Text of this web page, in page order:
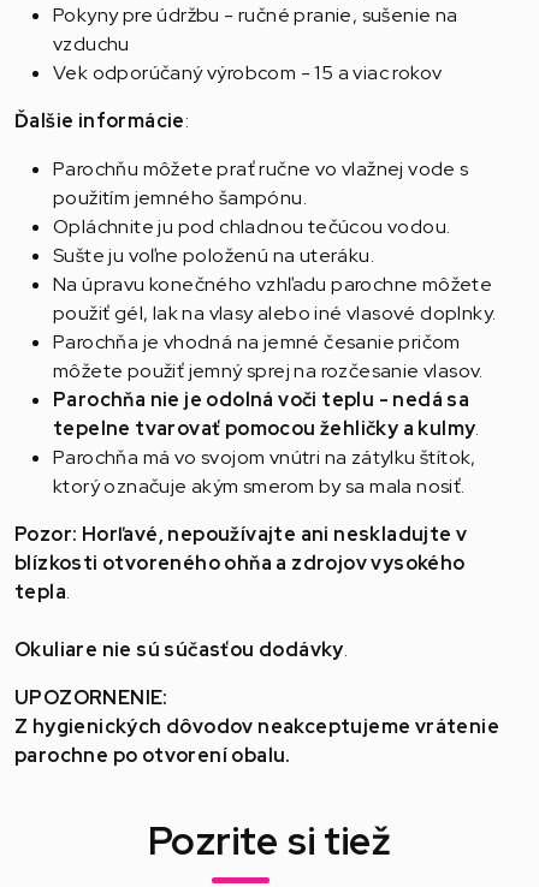
Pokyny pre údržbu - ručné pranie, sušenie na
vzduchu
Vek odporúčaný výrobcom - 15 a viac rokov
Ďalšie informácie:
Parochňu môžete prať ručne vo vlažnej vode s
použitím jemného šampónu.
Opláchnite ju pod chladnou tečúcou vodou.
Sušte ju voľne položenú na uteráku.
Na úpravu konečného vzhľadu parochne môžete
použiť gél, lak na vlasy alebo iné vlasové doplnky.
Parochňa je vhodná na jemné česanie pričom
môžete použiť jemný sprej na rozčesanie vlasov.
Parochňa nie je odolná voči teplu - nedá sa
tepelne tvarovať pomocou žehličky a kulmy.
Parochňa má vo svojom vnútri na zátylku štítok,
ktorý označuje akým smerom by sa mala nosiť.
Pozor: Horľavé, nepoužívajte ani neskladujte v
blízkosti otvoreného ohňa a zdrojov vysokého
tepla.
Okuliare nie sú súčasťou dodávky.
UPOZORNENIE:
Z hygienických dôvodov neakceptujeme vrátenie
parochne po otvorení obalu.
Pozrite si tiež